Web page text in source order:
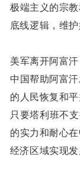
极端主义的宗
底线逻辑，维
美军离开阿富
中国帮助阿富
的人民恢复和
只要塔利班不
的实力和耐心
经济区域实现